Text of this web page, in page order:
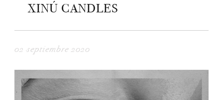
XINÚ CANDLES
02 septiembre 2020